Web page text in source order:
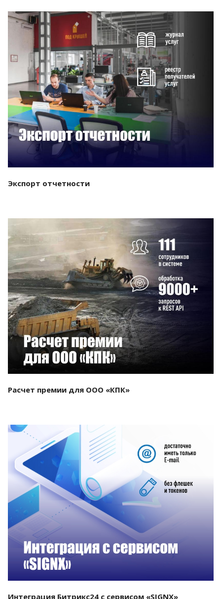
Смотреть проект
Экспорт отчетности
Смотреть проект
Расчет премии для ООО «КПК»
Смотреть проект
Интеграция Битрикс24 с сервисом «SIGNX»